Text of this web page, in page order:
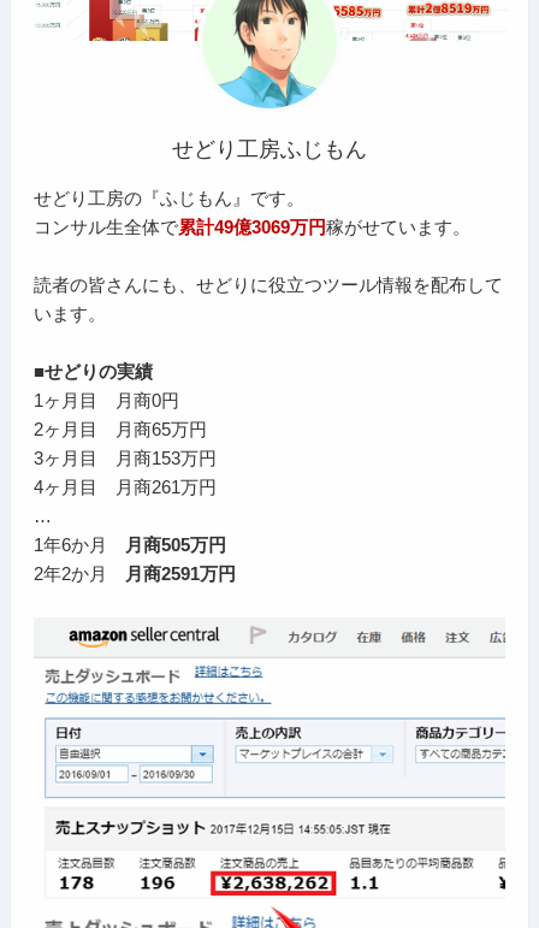
せどり工房ふじもん
せどり工房の『ふじもん』です。
コンサル生全体で累計49億3069万円稼がせています。
読者の皆さんにも、せどりに役立つツール情報を配布して
います。
■せどりの実績
1ヶ月目 月商0円
2ヶ月目 月商65万円
3ヶ月目 月商153万円
4ヶ月目 月商261万円
…
1年6か月
月商505万円
2年2か月
月商2591万円